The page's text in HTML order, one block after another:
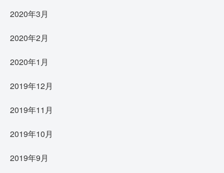
2020年3月
2020年2月
2020年1月
2019年12月
2019年11月
2019年10月
2019年9月